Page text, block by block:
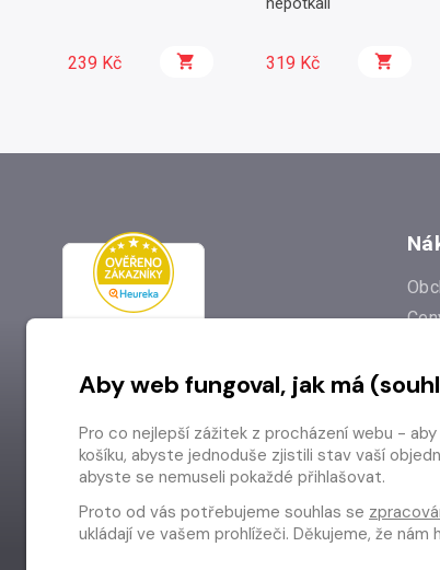
239 Kč 319 Kč
Aby web fungoval, jak má
Pro co nejlepší zážitek z procházení webu -
košíku, abyste jednoduše zjistili stav vaší
abyste se nemuseli pokaždé přihlašovat.
Proto od vás potřebujeme souhlas se
ukládají ve vašem prohlížeči. Děkujeme, že